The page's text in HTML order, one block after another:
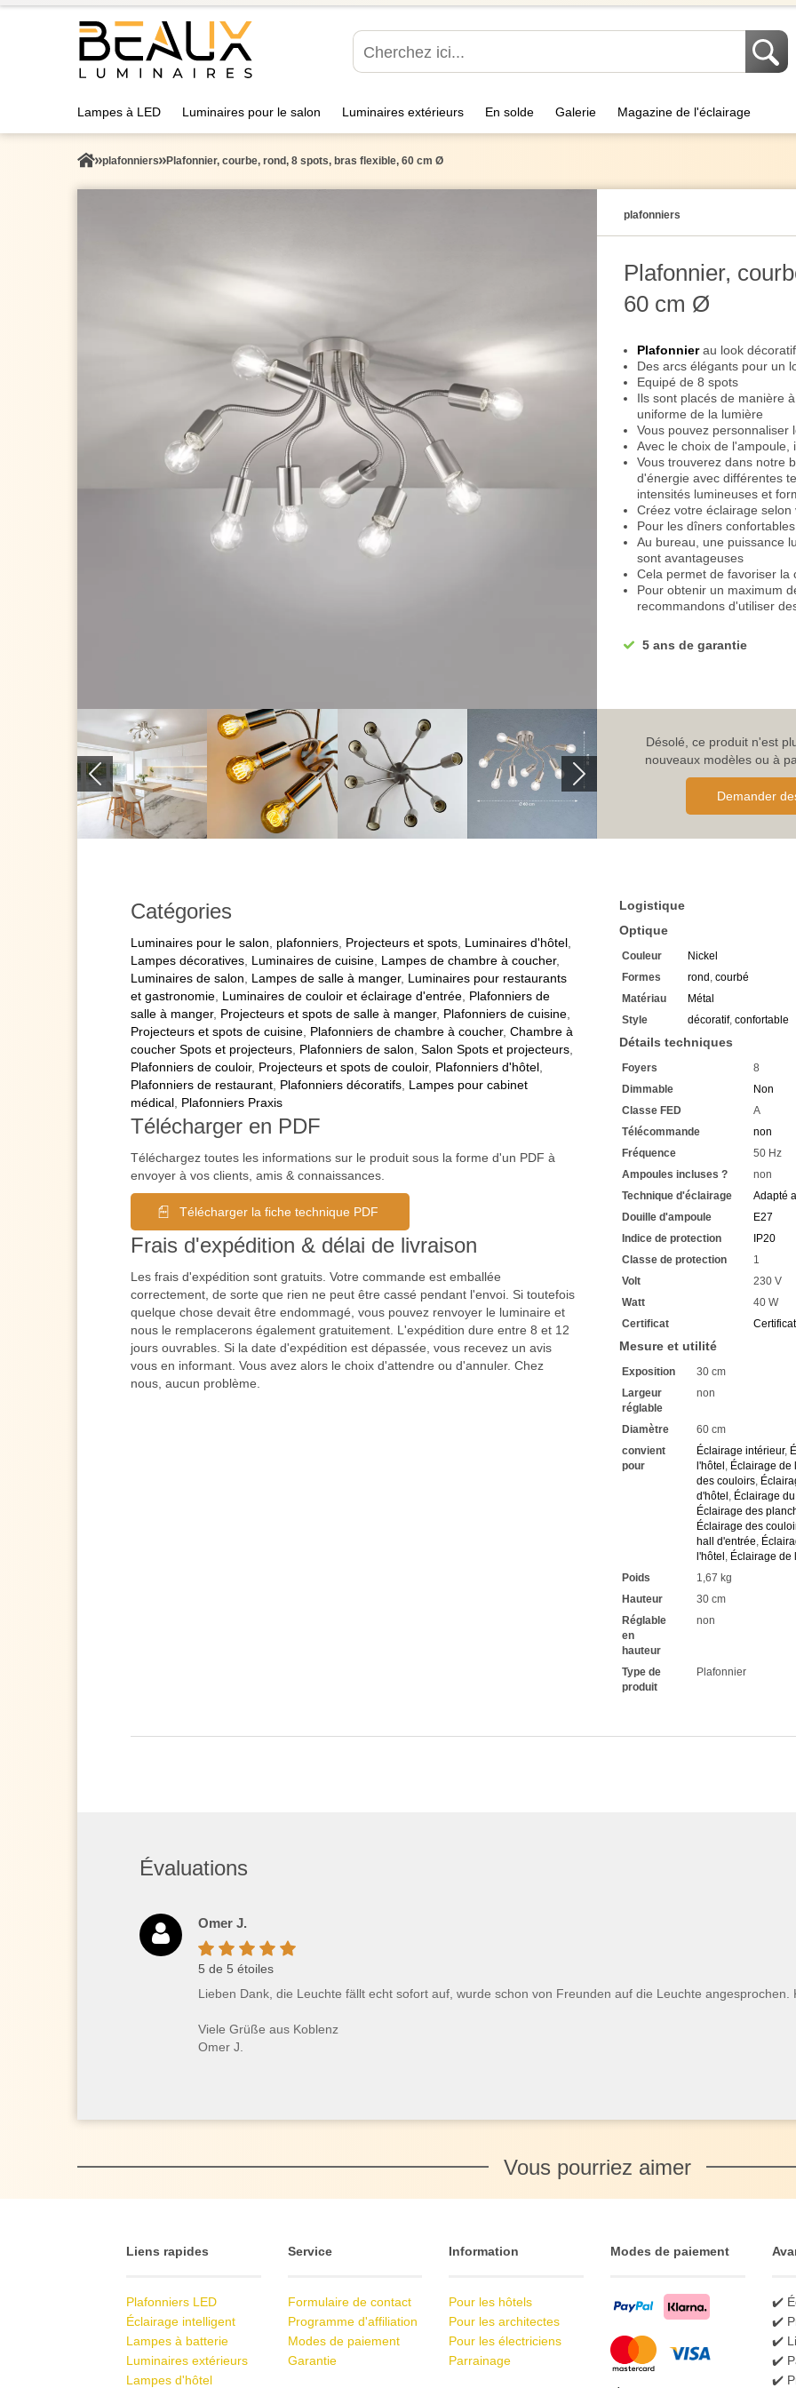
Lampes à LED Luminaires pour le salon Luminaires extérieurs En solde Galerie Magazine de l'éclairage
plafonniers Plafonnier, courbe, rond, 8 spots, bras flexible, 60 cm Ø
plafonniers
Plafonnier,
60 cm Ø
Plafonnierau look
Des arcs élégants pour un
Equipé de 8 spots
Ils sont placés de manière
uniforme de la lumière
Vous pouvez personnaliser
Avec le choix de l'ampoule,
Vous trouverez dans notre
d'énergie avec différentes
intensités lumineuses et
Créez votre éclairage
Pour les dîners
Au bureau, une puissance
sont avantageuses
Cela permet de favoriser la
Pour obtenir un maximum
recommandons d'utiliser
Celles-ci peuvent être
Vous pouvez choisir entre
Une luminosité totale pour
Un éclairage idéal dans la
Que ce soit pour boire un
éclairage est tout
Eteignez à nouveau la
une intensité de 25%
En l'éteignant et en le
Leprojecteur
Auquel sont fixés les 8 bras
Ces derniers supportent les
Fabriqué en métal de haute
Couleur nickel mat
Avec une tension de
Adapté à la prise de courant
Défini par la classe de
Le spot de 8 a la
Convient à une utilisation en
Le diamètre est de 60 cm
La douille d'ampoule utilisée
Chacune est adaptée à une
Pour le fonctionnement de
Nous vous recommandons
Economisez chaque jour
Vous trouverez dans notre
Celles-ci ont une durée de
La technologie LED vous
Vous avez chez nous une
Renseignez-vous sur les
élevé
Nous attendons vos
5 ans de garantie
Désolé, ce produit n'est
nouveaux modèles ou à
Demander
Catégories
Luminaires pour le salon, plafonniers, Projecteurs et spots, Luminaires d'hôtel,
Lampes décoratives, Luminaires de cuisine, Lampes de chambre à coucher,
Luminaires de salon, Lampes de salle à manger, Luminaires pour restaurants
et gastronomie, Luminaires de couloir et éclairage d'entrée, Plafonniers de
salle à manger, Projecteurs et spots de salle à manger, Plafonniers de cuisine,
Projecteurs et spots de cuisine, Plafonniers de chambre à coucher, Chambre à
coucher Spots et projecteurs, Plafonniers de salon, Salon Spots et projecteurs,
Plafonniers de couloir, Projecteurs et spots de couloir, Plafonniers d'hôtel,
Plafonniers de restaurant, Plafonniers décoratifs, Lampes pour cabinet
médical, Plafonniers Praxis
Télécharger en PDF
Téléchargez toutes les informations sur le produit sous la forme d'un PDF à
envoyer à vos clients, amis & connaissances.
Télécharger la fiche technique PDF
Frais d'expédition & délai de livraison
Les frais d'expédition sont gratuits. Votre commande est emballée
correctement, de sorte que rien ne peut être cassé pendant l'envoi. Si toutefois
quelque chose devait être endommagé, vous pouvez renvoyer le luminaire et
nous le remplacerons également gratuitement. L'expédition dure entre 8 et 12
jours ouvrables. Si la date d'expédition est dépassée, vous recevez un avis
vous en informant. Vous avez alors le choix d'attendre ou d'annuler. Chez
nous, aucun problème.
Logistique
Optique
Couleur
Nickel
Formes
rond , courbé
Matériau
Métal
Style
décoratif, confortable
Détails techniques
Foyers
8
Dimmable
Non
Classe FED
A
Télécommande
non
Fréquence
50 Hz
Ampoules incluses ?
non
Technique d'éclairage
Adapté
Douille d'ampoule
E27
Indice de protection
IP20
Classe de protection
1
Volt
230 V
Watt
40 W
Certificat
Mesure et utilité
Exposition
30 cm
Largeur
réglable
non
Diamètre
60 cm
convient
pour
Éclairage intérieur,
l'hôtel , Éclairage de
des couloirs,
d'hôtel , Éclairage
Éclairage des
Éclairage des
hall d'entrée,
l'hôtel , Éclairage de
Poids
1,67 kg
Hauteur
30 cm
Réglable
en
hauteur
non
Type de
produit
Plafonnier
Évaluations
Omer J.
5 de 5 étoiles
Lieben Dank, die Leuchte fällt echt sofort auf, wurde schon von Freunden auf die Leuchte angesprochen.
Viele Grüße aus Koblenz
Omer J.
Vous pourriez aimer
Liens rapides
Plafonniers LED
Éclairage intelligent
Lampes à batterie
Luminaires extérieurs
Lampes d'hôtel
Service
Formulaire de contact
Programme d'affiliation
Modes de paiement
Garantie
Information
Pour les hôtels
Pour les architectes
Pour les électriciens
Parrainage
Modes de paiement
✔️
✔️
✔️
✔️
✔️